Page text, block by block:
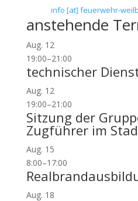
info [at] feuerwehr-
anstehende
Aug. 12
19:00–21:00
technischer
Aug. 12
19:00–21:00
Sitzung der
Zugführer im
Aug. 15
8:00–17:00
Aug. 18